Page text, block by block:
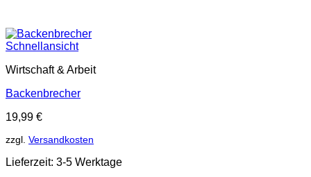
Schnellansicht
Wirtschaft & Arbeit
Backenbrecher
19,99 €
zzgl. Versandkosten
Lieferzeit: 3-5 Werktage